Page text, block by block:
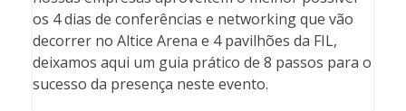
os 4 dias de conferências e networking que vão
decorrer no Altice Arena e 4 pavilhões da FIL,
deixamos aqui um guia prático de 8 passos para o
sucesso da presença neste evento.